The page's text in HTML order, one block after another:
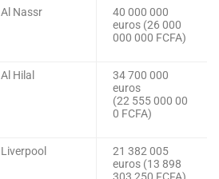
Al Nassr
40 000 000
euros (26 000
000 000 FCFA)
Al Hilal
34 700 000
euros
(22 555 000 00
0 FCFA)
Liverpool
21 382 005
euros (13 898